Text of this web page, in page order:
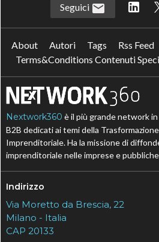
Seguici
About Autori Tags Rss Feed
Terms&Conditions Contenuti
Nextwork360 è il più grande network
B2B dedicati ai temi della
Imprenditoriale. Ha la missione di
imprenditoriale nelle imprese e
Indirizzo
Via Moretto da Brescia, 22
Milano - Italia
CAP 20133